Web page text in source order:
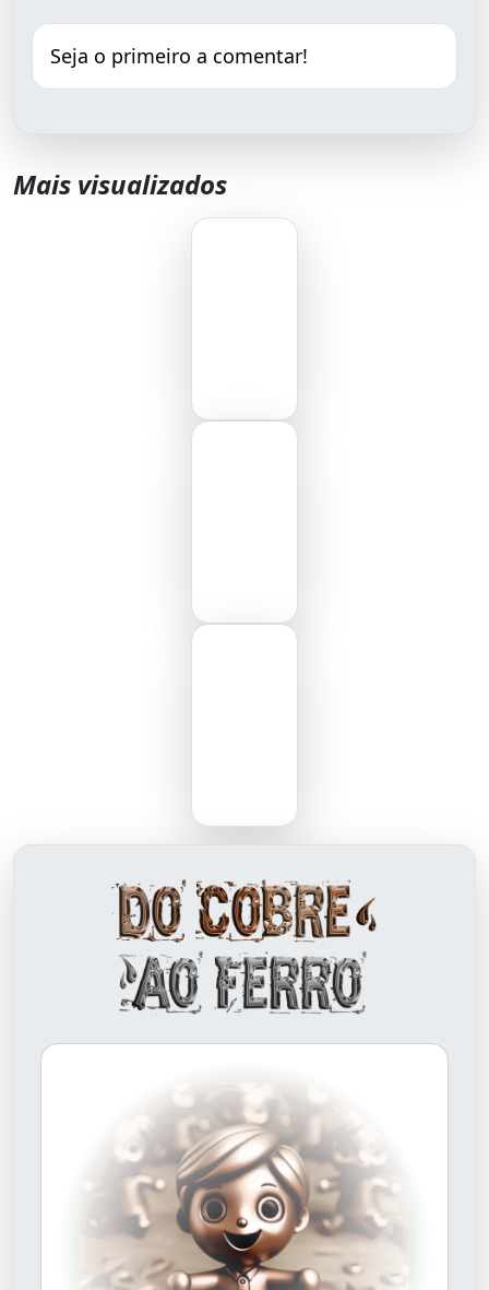
Seja o primeiro a comentar!
Mais visualizados